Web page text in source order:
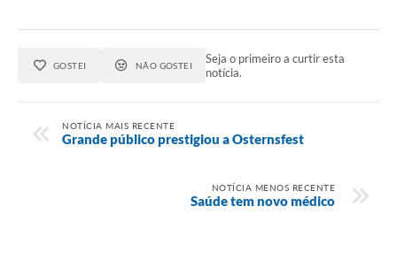
GOSTEI NÃO GOSTEI
Seja o primeiro a curtir esta
notícia.
NOTÍCIA MAIS RECENTE
Grande público prestigiou a Osternsfest
NOTÍCIA MENOS RECENTE
Saúde tem novo médico